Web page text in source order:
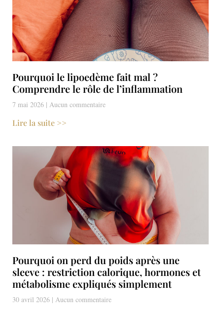
Pourquoi le lipoedème fait mal ?
Comprendre le rôle de l’inflammation
7 mai 2026 Aucun commentaire
Lire la suite >>
Pourquoi on perd du poids après une
sleeve : restriction calorique, hormones et
métabolisme expliqués simplement
30 avril 2026 Aucun commentaire